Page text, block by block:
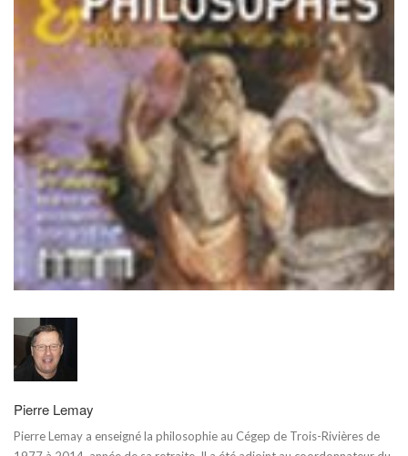
Pierre Lemay
Pierre Lemay a enseigné la philosophie au Cégep de Trois-Rivières de